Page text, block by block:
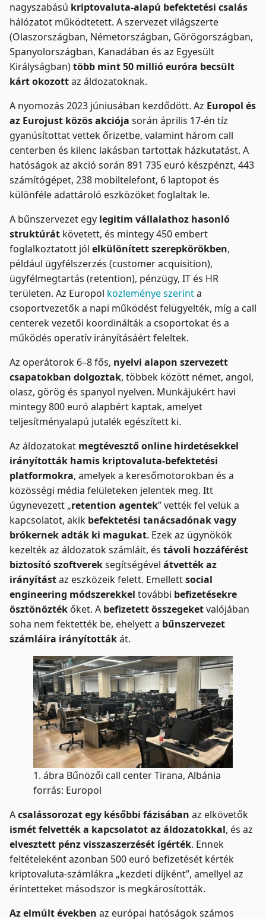
nagyszabású kriptovaluta-alapú befektetési csalás
hálózatot működtetett. A szervezet világszerte
(Olaszországban, Németországban, Görögországban,
Spanyolországban, Kanadában és az Egyesült
Királyságban)több mint 50 millió euróra becsült
kárt okozottaz áldozatoknak.
A nyomozás 2023 júniusában kezdődött. Az Europol és
az Eurojust közös akciója során április 17-én tíz
gyanúsítottat vettek őrizetbe, valamint három call
centerben és kilenc lakásban tartottak házkutatást. A
hatóságok az akció során 891 735 euró készpénzt, 443
számítógépet, 238 mobiltelefont, 6 laptopot és
különféle adattároló eszközöket foglaltak le.
A bűnszervezet egy legitim vállalathoz hasonló
struktúrát követett, és mintegy 450 embert
foglalkoztatott jól elkülönített szerepkörökben,
például ügyfélszerzés (customer acquisition),
ügyfélmegtartás (retention), pénzügy, IT és HR
területen. Az Europol közleménye szerinta
csoportvezetők a napi működést felügyelték, míg a call
centerek vezetői koordinálták a csoportokat és a
működés operatív irányításáért feleltek.
Az operátorok 6–8 fős, nyelvi alapon szervezett
csapatokban dolgoztak, többek között német, angol,
olasz, görög és spanyol nyelven. Munkájukért havi
mintegy 800 euró alapbért kaptak, amelyet
teljesítményalapú jutalék egészített ki.
Az áldozatokat megtévesztő online hirdetésekkel
irányították hamis kriptovaluta-befektetési
platformokra, amelyek a keresőmotorokban és a
közösségi média felületeken jelentek meg. Itt
úgynevezett „retention agentek” vették fel velük a
kapcsolatot, akik befektetési tanácsadónak vagy
brókernek adták ki magukat. Ezek az ügynökök
kezelték az áldozatok számláit, és távoli hozzáférést
biztosító szoftvereksegítségével átvették az
irányítástaz eszközeik felett. Emellettsocial
engineering módszerekkel további befizetésekre
ösztönözték őket. A befizetett összegeketvalójában
soha nem fektették be, ehelyett a bűnszervezet
számláira irányítottákát.
1. ábra Bűnözői call center Tirana, Albánia
forrás: Europol
Acsalássorozat egy későbbi fázisában az elkövetők
ismét felvették a kapcsolatot az áldozatokkal, és az
elvesztett pénz visszaszerzését ígérték. Ennek
feltételeként azonban 500 euró befizetését kérték
kriptovaluta-számlákra „kezdeti díjként”, amellyel az
érintetteket másodszor is megkárosították.
Az elmúlt években az európai hatóságok számos